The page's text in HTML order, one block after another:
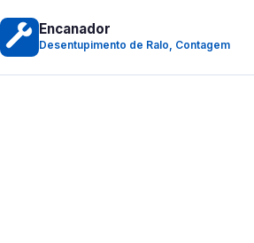
Encanador
Desentupimento de Ralo, Contagem